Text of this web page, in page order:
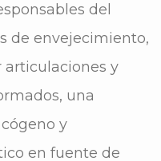
del
de envejecimiento,
articulaciones y
una
y
en fuente de